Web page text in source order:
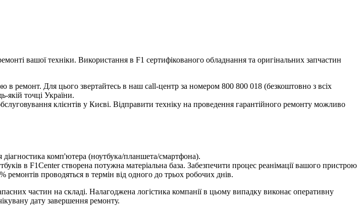
вашої техніки. Використання в F1 сертифікованого обладнання та оригінальних запчастин
ремонт. Для цього звертайтесь в наш call-центр за номером 800 800 018 (безкоштовно з всіх
якій точці України.
клієнтів у Києві. Відправити техніку на проведення гарантійного ремонту можливо
комп'ютера (ноутбука/планшета/смартфона).
в F1Center створена потужна матеріальна база. Забезпечити процес реанімації вашого пристрою
ремонтів проводяться в термін від одного до трьох робочих днів.
частин на складі. Налагоджена логістика компанії в цьому випадку виконає оперативну
дату завершення ремонту.